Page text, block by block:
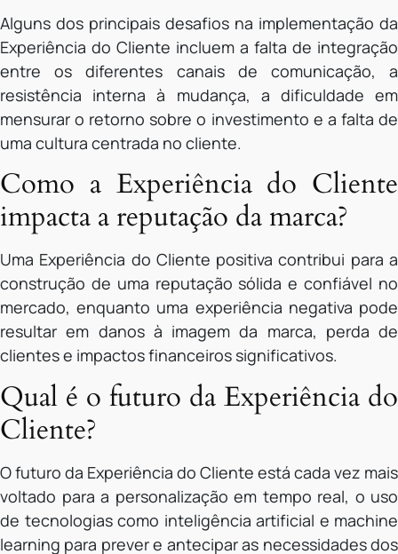
Alguns dos principais desafios na implementação da
Experiência do Cliente incluem a falta de integração
entre os diferentes canais de comunicação, a
resistência interna à mudança, a dificuldade em
mensurar o retorno sobre o investimento e a falta de
uma cultura centrada no cliente.
Como a Experiência do Cliente
impacta a reputação da marca?
Uma Experiência do Cliente positiva contribui para a
construção de uma reputação sólida e confiável no
mercado, enquanto uma experiência negativa pode
resultar em danos à imagem da marca, perda de
clientes e impactos financeiros significativos.
Qual é o futuro da Experiência do
Cliente?
O futuro da Experiência do Cliente está cada vez mais
voltado para a personalização em tempo real, o uso
de tecnologias como inteligência artificial e machine
learning para prever e antecipar as necessidades dos